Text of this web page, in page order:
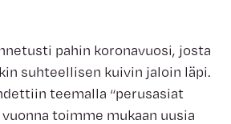
pahin koronavuosi, josta
suhteellisen kuivin jaloin läpi.
teemalla “perusasiat
toimme mukaan uusia